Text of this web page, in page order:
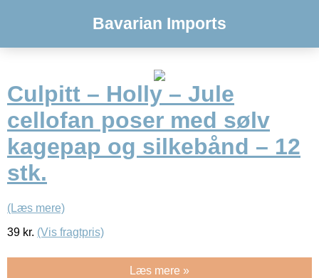
Bavarian Imports
Culpitt – Holly – Jule
cellofan poser med sølv
kagepap og silkebånd – 12
stk.
(Læs mere)
39 kr. (Vis fragtpris)
Læs mere »